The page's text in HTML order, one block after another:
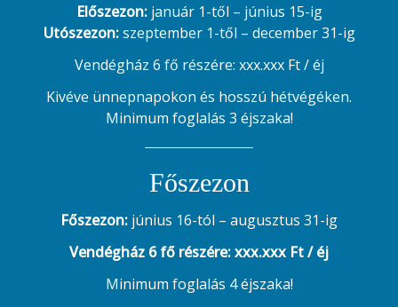
Előszezon:január 1-től – június 15-ig
Utószezon:szeptember 1-től – december 31-ig
Vendégház 6 fő részére: xxx.xxx Ft / éj
Kivéve ünnepnapokon és hosszú hétvégéken.
Minimum foglalás 3 éjszaka!
Főszezon
Főszezon: június 16-tól – augusztus 31-ig
Vendégház 6 fő részére: xxx.xxx Ft / éj
Minimum foglalás 4 éjszaka!